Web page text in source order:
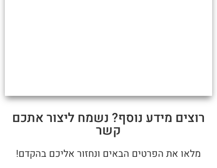
רוצים מידע נוסף? נשמח ליצור אתכם
קשר
מלאו את הפרטים הבאים ונחזור אליכם בהקדם!